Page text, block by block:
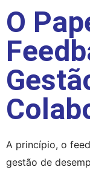
O
A princípio, o
gestão de